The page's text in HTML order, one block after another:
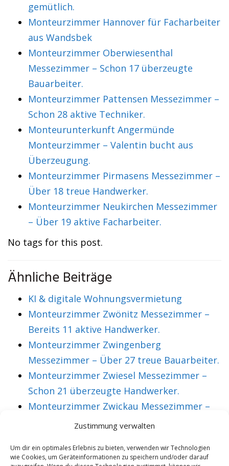
Zustimmung verwalten
Um dir ein optimales Erlebnis zu bieten, verwenden wir Technologien
wie Cookies, um Geräteinformationen zu speichern und/oder darauf
gemütlich.
Monteurzimmer Hannover für Facharbeiter
aus Wandsbek
Monteurzimmer Oberwiesenthal
Messezimmer – Schon 17 überzeugte
Bauarbeiter.
Monteurzimmer Pattensen Messezimmer –
Schon 28 aktive Techniker.
Monteurunterkunft Angermünde
Monteurzimmer – Valentin bucht aus
Überzeugung.
Monteurzimmer Pirmasens Messezimmer –
Über 18 treue Handwerker.
Monteurzimmer Neukirchen Messezimmer
– Über 19 aktive Facharbeiter.
No tags for this post.
Ähnliche Beiträge
KI & digitale Wohnungsvermietung
Monteurzimmer Zwönitz Messezimmer –
Bereits 11 aktive Handwerker.
Monteurzimmer Zwingenberg
Messezimmer – Über 27 treue Bauarbeiter.
Monteurzimmer Zwiesel Messezimmer –
Schon 21 überzeugte Handwerker.
Monteurzimmer Zwickau Messezimmer –
Über 36 treue Montagearbeiter.
VORHERIGER ARTIKEL NÄCHSTER ARTIKEL